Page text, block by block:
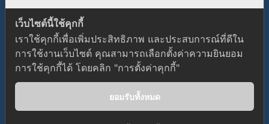
Gutener Education Theme by
Keon Themes
Terms & Conditions
เว็บไซต์นี้ใช้คุกกี้
เราใช้คุกกี้เพื่อเพิ่มประสิทธิภาพ และประสบการณ์ที่ดีใน
การใช้งานเว็บไซต์ คุณสามารถเลือกตั้งค่าความยินยอม
การใช้คุกกี้ได้ โดยคลิก "การตั้งค่าคุกกี้"
ยอมรับทั้งหมด